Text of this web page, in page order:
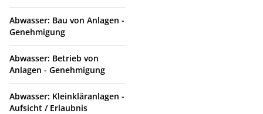
Abwasser: Bau von Anlagen -
Genehmigung
Abwasser: Betrieb von
Anlagen - Genehmigung
Abwasser: Kleinkläranlagen -
Aufsicht / Erlaubnis